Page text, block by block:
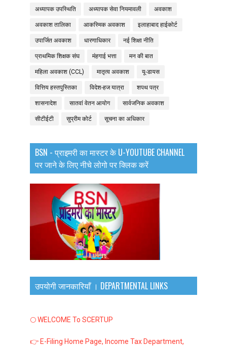
अध्यापक उपस्थिति अध्यापक सेवा नियमावली अवकाश
अवकाश तालिका आकस्मिक अवकाश इलाहाबाद हाईकोर्ट
उपार्जित अवकाश धारणाधिकार नई शिक्षा नीति
प्राथमिक शिक्षक संघ मंहगाई भत्ता मन की बात
महिला अवकाश (CCL) मातृत्व अवकाश यू-डायस
वित्तिय हस्तपुस्तिका विदेश-हज यात्रा शपथ पत्र
शासनादेश सातवां वेतन आयोग सार्वजनिक अवकाश
सीटीईटी सुप्रीम कोर्ट सूचना का अधिकार
BSN - प्राइमरी का मास्टर के U-YOUTUBE CHANNEL
पर जाने के लिए नीचे लोगो पर क्लिक करें
उपयोगी जानकारियाँ । DEPARTMENTAL LINKS
🌕 WELCOME To SCERTUP
👉 E-Filing Home Page, Income Tax Department,